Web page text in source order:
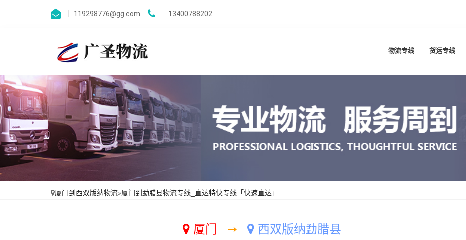
119298776@gg.com 13400788202
物流专线 货运专线
厦门到西双版纳物流»厦门到勐腊县物流专线_直达特快专线「快速直达」
厦门 ➙ 西双版纳勐腊县